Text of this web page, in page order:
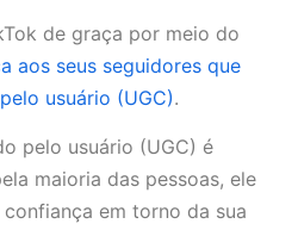
de graça por meio do
aos seus seguidores que
usuário (UGC).
pelo usuário (UGC) é
maioria das pessoas, ele
em torno da sua